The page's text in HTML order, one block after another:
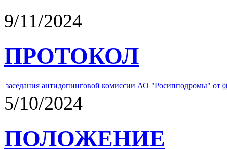
9/11/2024
ПРОТОКОЛ
заседания антидопинговой комиссии АО "Росипподромы" от
5/10/2024
ПОЛОЖЕНИЕ